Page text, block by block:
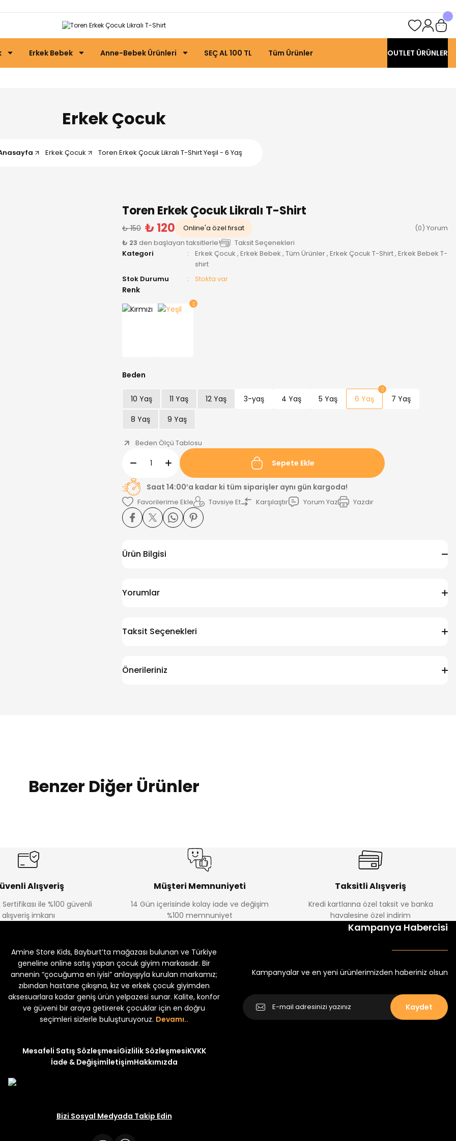
Erkek Bebek Anne-Bebek Ürünleri SEÇ AL 100 TL Tüm Ürünler OUTLET ÜRÜNLER
Erkek Çocuk
Erkek Çocuk Toren Erkek Çocuk Likralı T-Shirt Yeşil - 6 Yaş
Toren Erkek Çocuk Likralı T-Shirt
₺ 150 ₺ 120 Online'a özel fırsat
(0) Yorum
₺ 23 den başlayan taksitlerle!
Taksit Seçenekleri
Kategori
Erkek Çocuk , Erkek Bebek , Tüm Ürünler, Erkek Çocuk T-Shirt, Erkek Bebek T-
shirt
Stok Durumu
Stokta var
Renk
Beden
10 Yaş 11 Yaş 12 Yaş 3-yaş 4 Yaş 5 Yaş 6 Yaş
7 Yaş
8 Yaş
9 Yaş
Beden Ölçü Tablosu
Sepete Ekle
Saat 14:00’a kadar ki tüm siparişler aynı gün kargoda!
Tavsiye Et Karşılaştır Yorum Yaz Yazdır
Ürün Bilgisi
Yorumlar
Taksit Seçenekleri
Önerileriniz
Benzer Diğer Ürünler
Yeni
Kampçı Minik Erkek Çocuk 2'li Şortlu Takım
%30
Yeni
₺ 500 ₺ 350
%30
Minik Kral Erkek Çocuk 2'li Şortlu Takım
2'li Şortlu Takım
Alışveriş
Sertifikası ile %100 güvenli
alışveriş imkanı
Müşteri Memnuniyeti
14 Gün içerisinde kolay iade ve değişim
%100 memnuniyet
Taksitli Alışveriş
Kredi kartlarına özel taksit ve banka
havalesine özel indirim
Amine Store Kids, Bayburt’ta mağazası bulunan ve Türkiye
geneline online satış yapan çocuk giyim markasıdır. Bir
annenin “çocuğuma en iyisi” anlayışıyla kurulan markamız;
zıbından hastane çıkışına, kız ve erkek çocuk giyimden
aksesuarlara kadar geniş ürün yelpazesi sunar. Kalite, konfor
ve güveni bir araya getirerek çocuklar için en doğru
seçimleri sizlerle buluşturuyoruz. Devamı..
Mesafeli Satış SözleşmesiGizlilik SözleşmesiKVKK
İade & DeğişimİletişimHakkımızda
Bizi Sosyal Medyada Takip Edin
Kampanya Habercisi
Kampanyalar ve en yeni ürünlerimizden haberiniz olsun
Kaydet